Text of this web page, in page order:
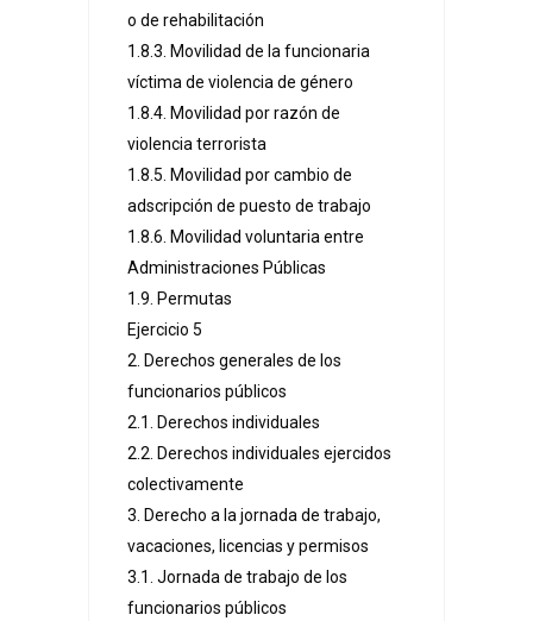
o de rehabilitación
1.8.3. Movilidad de la funcionaria
víctima de violencia de género
1.8.4. Movilidad por razón de
violencia terrorista
1.8.5. Movilidad por cambio de
adscripción de puesto de trabajo
1.8.6. Movilidad voluntaria entre
Administraciones Públicas
1.9. Permutas
Ejercicio 5
2. Derechos generales de los
funcionarios públicos
2.1. Derechos individuales
2.2. Derechos individuales ejercidos
colectivamente
3. Derecho a la jornada de trabajo,
vacaciones, licencias y permisos
3.1. Jornada de trabajo de los
funcionarios públicos